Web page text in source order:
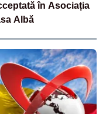
în Asociația
Albă